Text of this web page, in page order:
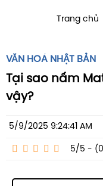
Trang chủ
VĂN HOÁ NHẬT BẢN
Tại sao nấm
vậy?
5/9/2025 9:24:41 AM
5/5 - (0